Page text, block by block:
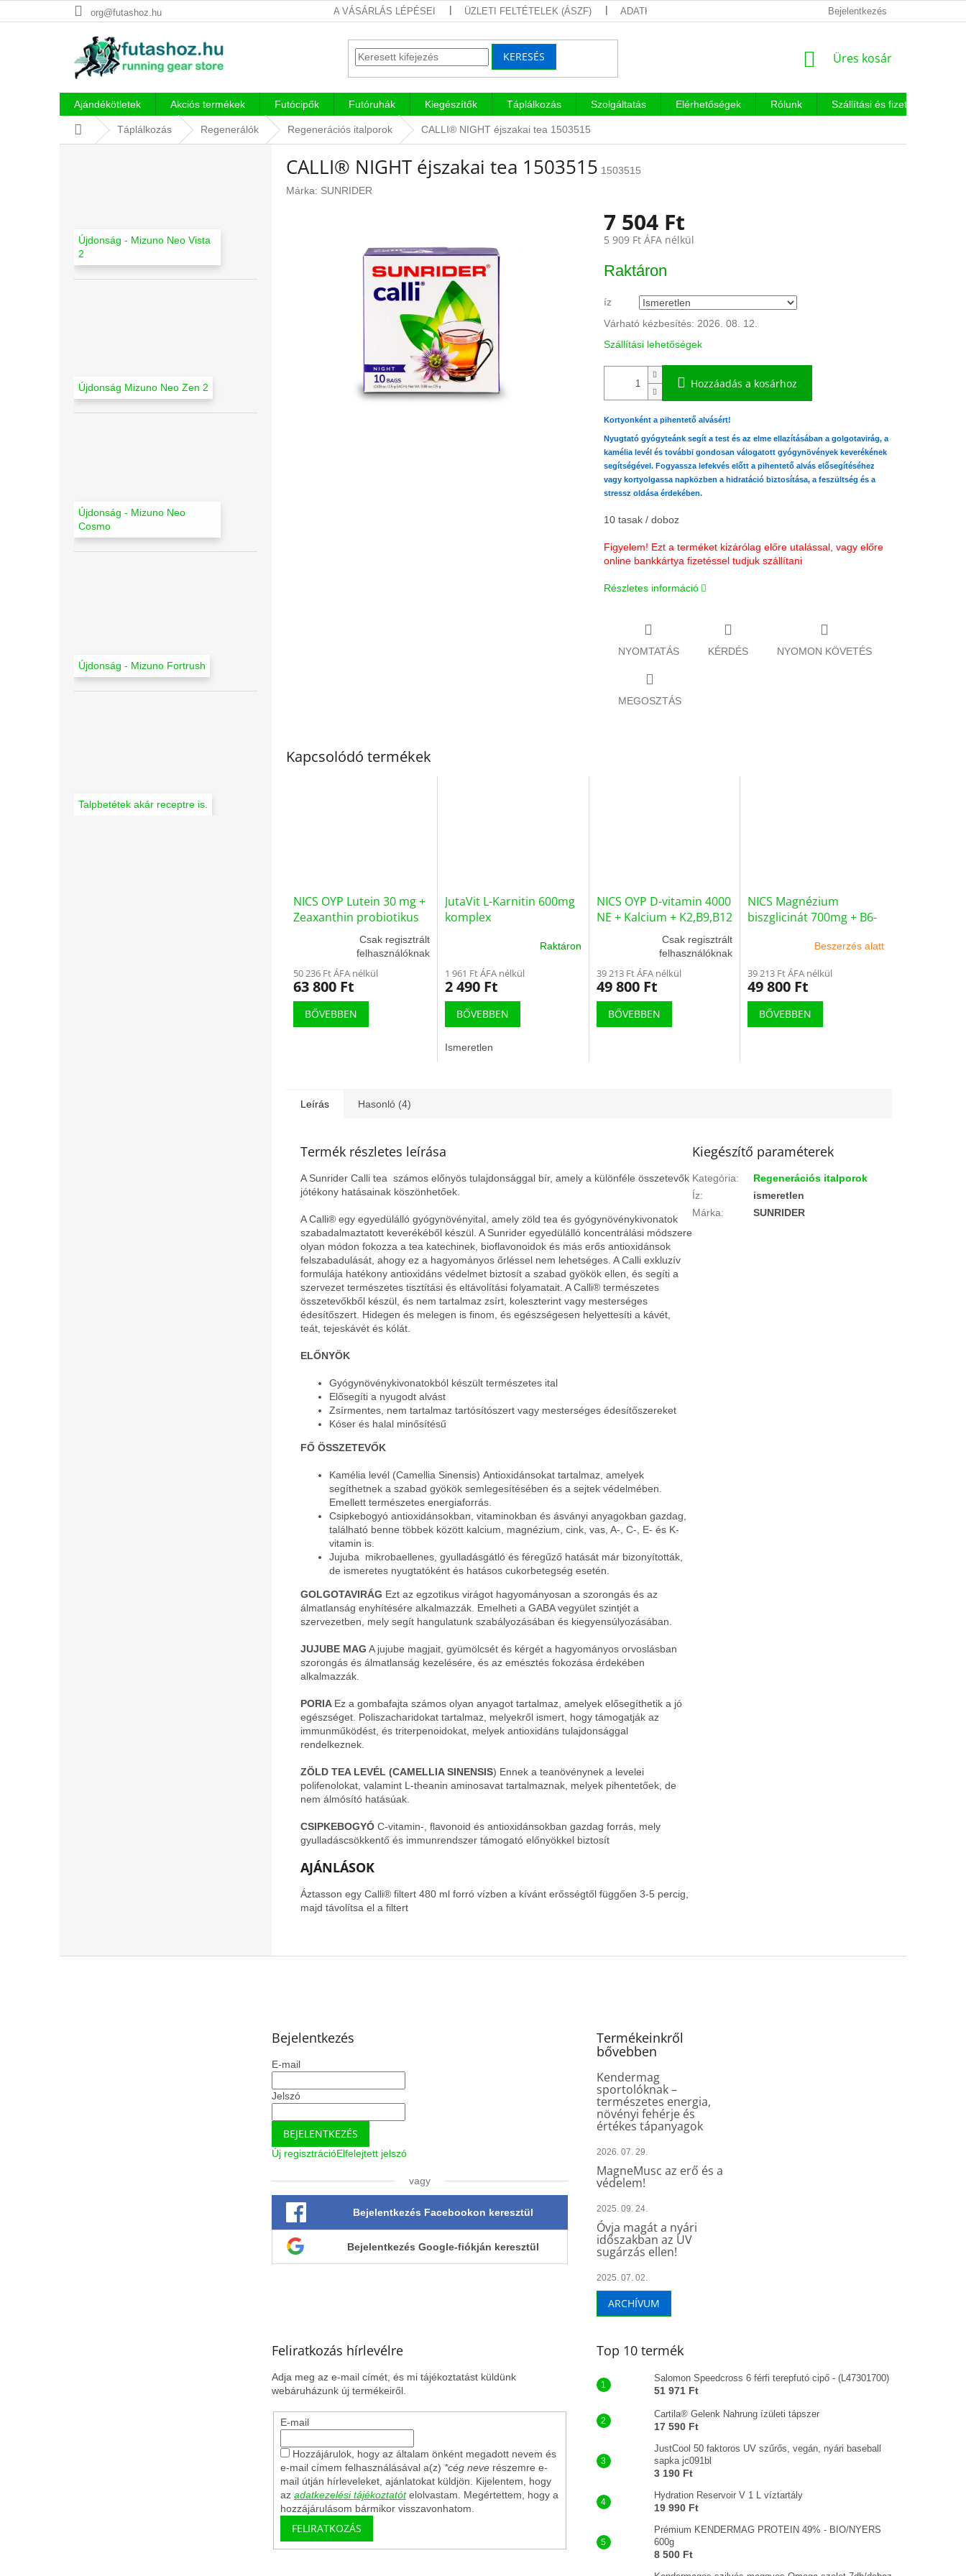
a
org@futashoz.hu A VÁSÁRLÁS LÉPÉSEI ÜZLETI FELTÉTELEK (ÁSZF) ADATKEZELÉSI TÁJÉKOZTATÓ Bejelentkezés
KERESÉS KOSÁR
Üres kosár
Ajándékötletek Akciós termékek Futócipők Futóruhák Kiegészítők Táplálkozás Szolgáltatás Elérhetőségek Rólunk Szállítási és fizetési feltételek
KezdőlapTáplálkozás Regenerálók Regenerációs italporok CALLI® NIGHT éjszakai tea 1503515
Újdonság - Mizuno Neo Vista
2
Újdonság Mizuno Neo Zen 2
Újdonság - Mizuno Neo
Cosmo
Újdonság - Mizuno Fortrush
Talpbetétek akár receptre is.
CALLI® NIGHT éjszakai tea 1503515 1503515
Márka: SUNRIDER
7 504 Ft
5 909 Ft ÁFA nélkül
Raktáron
íz
Várható kézbesítés: 2026. 08. 12.
Szállítási lehetőségek
Hozzáadás a kosárhoz
Kortyonként a pihentető alvásért!
Nyugtató gyógyteánk segít a test és az elme ellazításában a golgotavirág, a
kamélia levél és további gondosan válogatott gyógynövények keverékének
segítségével. Fogyassza lefekvés előtt a pihentető alvás elősegítéséhez
vagy kortyolgassa napközben a hidratáció biztosítása, a feszültség és a
stressz oldása érdekében.
10 tasak / doboz
Figyelem! Ezt a terméket kizárólag előre utalással, vagy előre
online bankkártya fizetéssel tudjuk szállítani
Részletes információ
NYOMTATÁS KÉRDÉS NYOMON KÖVETÉS
MEGOSZTÁS
Kapcsolódó termékek
NICS OYP Lutein 30 mg +
Zeaxanthin probiotikus
Csak regisztrált
felhasználóknak
50 236 Ft ÁFA nélkül
63 800 Ft
BŐVEBBEN
JutaVit L-Karnitin 600mg
komplex
Raktáron
1 961 Ft ÁFA nélkül
2 490 Ft
BŐVEBBEN
Ismeretlen
NICS OYP D-vitamin 4000
NE + Kalcium + K2,B9,B12
Csak regisztrált
felhasználóknak
39 213 Ft ÁFA nélkül
49 800 Ft
BŐVEBBEN
NICS Magnézium
biszglicinát 700mg + B6-
Beszerzés alatt
39 213 Ft ÁFA nélkül
49 800 Ft
BŐVEBBEN
Leírás Hasonló (4)
Termék részletes leírása
A Sunrider Calli tea számos előnyös tulajdonsággal bír, amely a különféle összetevők
jótékony hatásainak köszönhetőek.
A Calli® egy egyedülálló gyógynövényital, amely zöld tea és gyógynövénykivonatok
szabadalmaztatott keverékéből készül. A Sunrider egyedülálló koncentrálási módszere
olyan módon fokozza a tea katechinek, bioflavonoidok és más erős antioxidánsok
felszabadulását, ahogy ez a hagyományos őrléssel nem lehetséges. A Calli exkluzív
formulája hatékony antioxidáns védelmet biztosít a szabad gyökök ellen, és segíti a
szervezet természetes tisztítási és eltávolítási folyamatait. A Calli® természetes
összetevőkből készül, és nem tartalmaz zsírt, koleszterint vagy mesterséges
édesítőszert. Hidegen és melegen is finom, és egészségesen helyettesíti a kávét,
teát, tejeskávét és kólát.
ELŐNYÖK
Gyógynövénykivonatokból készült természetes ital
Elősegíti a nyugodt alvást
Zsírmentes, nem tartalmaz tartósítószert vagy mesterséges édesítőszereket
Kóser és halal minősítésű
FŐ ÖSSZETEVŐK
Kamélia levél (Camellia Sinensis) Antioxidánsokat tartalmaz, amelyek
segíthetnek a szabad gyökök semlegesítésében és a sejtek védelmében.
Emellett természetes energiaforrás.
Csipkebogyó antioxidánsokban, vitaminokban és ásványi anyagokban gazdag,
található benne többek között kalcium, magnézium, cink, vas, A-, C-, E- és K-
vitamin is.
Jujuba mikrobaellenes, gyulladásgátló és féregűző hatását már bizonyították,
de ismeretes nyugtatóként és hatásos cukorbetegség esetén.
GOLGOTAVIRÁG Ezt az egzotikus virágot hagyományosan a szorongás és az
álmatlanság enyhítésére alkalmazzák. Emelheti a GABA vegyület szintjét a
szervezetben, mely segít hangulatunk szabályozásában és kiegyensúlyozásában.
JUJUBE MAG A jujube magjait, gyümölcsét és kérgét a hagyományos orvoslásban
szorongás és álmatlanság kezelésére, és az emésztés fokozása érdekében
alkalmazzák.
PORIA Ez a gombafajta számos olyan anyagot tartalmaz, amelyek elősegíthetik a jó
egészséget. Poliszacharidokat tartalmaz, melyekről ismert, hogy támogatják az
immunműködést, és triterpenoidokat, melyek antioxidáns tulajdonsággal
rendelkeznek.
ZÖLD TEA LEVÉL (CAMELLIA SINENSIS) Ennek a teanövénynek a levelei
polifenolokat, valamint L-theanin aminosavat tartalmaznak, melyek pihentetőek, de
nem álmósító hatásúak.
CSIPKEBOGYÓ C-vitamin-, flavonoid és antioxidánsokban gazdag forrás, mely
gyulladáscsökkentő és immunrendszer támogató előnyökkel biztosít
AJÁNLÁSOK
Áztasson egy Calli® filtert 480 ml forró vízben a kívánt erősségtől függően 3-5 percig,
majd távolítsa el a filtert
Kiegészítő paraméterek
Kategória:
Regenerációs italporok
Íz:
ismeretlen
Márka: SUNRIDER
Bejelentkezés
E-mail
Jelszó
BEJELENTKEZÉS
Új regisztrációElfelejtett jelszó
vagy
Bejelentkezés Facebookon keresztül
Bejelentkezés Google-fiókján keresztül
Termékeinkről
bővebben
Kendermag
sportolóknak –
természetes energia,
növényi fehérje és
értékes tápanyagok
2026. 07. 29.
MagneMusc az erő és a
védelem!
2025. 09. 24.
Óvja magát a nyári
időszakban az UV
sugárzás ellen!
2025. 07. 02.
ARCHÍVUM
Feliratkozás hírlevélre
Adja meg az e-mail címét, és mi tájékoztatást küldünk
webáruházunk új termékeiről.
E-mail
Hozzájárulok, hogy az általam önként megadott nevem és
e-mail címem felhasználásával a(z) *cég neverészemre e-
mail útján hírleveleket, ajánlatokat küldjön. Kijelentem, hogy
az adatkezelési tájékoztatót elolvastam. Megértettem, hogy a
hozzájárulásom bármikor visszavonhatom.
FELIRATKOZÁS
Top 10 termék
Salomon Speedcross 6 férfi terepfutó cipő - (L47301700)
51 971 Ft
Cartila® Gelenk Nahrung ízületi tápszer
17 590 Ft
JustCool 50 faktoros UV szűrős, vegán, nyári baseball
sapka jc091bl
3 190 Ft
Hydration Reservoir V 1 L víztartály
19 990 Ft
Prémium KENDERMAG PROTEIN 49% - BIO/NYERS
600g
8 500 Ft